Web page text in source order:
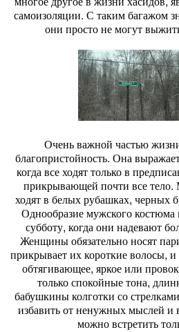
самоизоляции. С таким багажом
они просто не могут
Очень важной частью
благопристойность. Она
когда все ходят только в
прикрывающей почти все
ходят в белых рубашках, черных
Однообразие мужского костюма
субботу, когда они надевают
Женщины обязательно носят
прикрывает их короткие волосы,
обтягивающее, яркое или
только спокойные тона,
бабушкины колготки со
избавить от ненужных мыслей и
можно встретить